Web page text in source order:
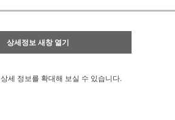
상세정보 새창 열기
상세 정보를 확대해 보실 수 있습니다.